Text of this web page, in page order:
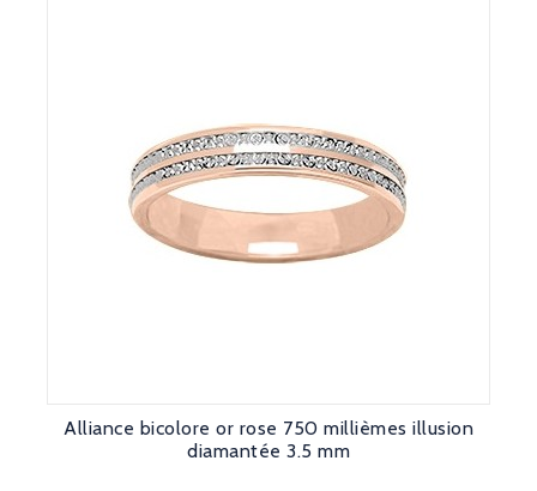
Alliance bicolore or rose 750 millièmes illusion
diamantée 3.5 mm